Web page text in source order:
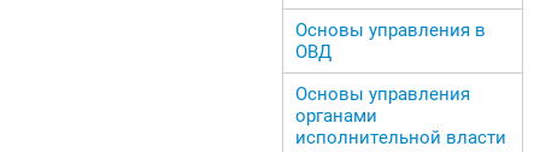
Основы управления в
ОВД
Основы управления
органами
исполнительной власти